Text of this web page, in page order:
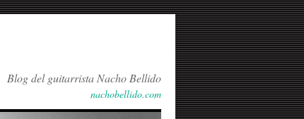
Blog del guitarrista Nacho Bellido
nachobellido.com